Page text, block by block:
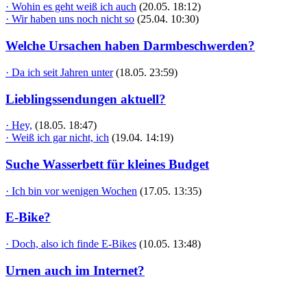
· Wohin es geht weiß ich auch (20.05. 18:12)
· Wir haben uns noch nicht so (25.04. 10:30)
Welche Ursachen haben Darmbeschwerden?
· Da ich seit Jahren unter (18.05. 23:59)
Lieblingssendungen aktuell?
· Hey, (18.05. 18:47)
· Weiß ich gar nicht, ich (19.04. 14:19)
Suche Wasserbett für kleines Budget
· Ich bin vor wenigen Wochen (17.05. 13:35)
E-Bike?
· Doch, also ich finde E-Bikes (10.05. 13:48)
Urnen auch im Internet?